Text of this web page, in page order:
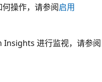
操作，请参阅启用
进行监视，请参阅